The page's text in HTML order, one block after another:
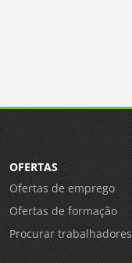
OFERTAS
Ofertas de emprego
Ofertas de formação
Procurar trabalhadores